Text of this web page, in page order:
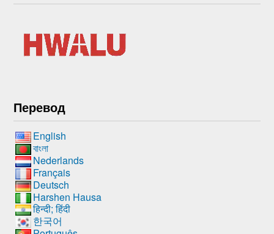
Перевод
English
বাংলা
Nederlands
Français
Deutsch
Harshen Hausa
हिन्दी; हिंदी
한국어